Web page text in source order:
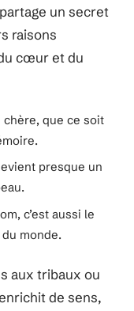
un secret
raisons
cœur et du
que ce soit
presque un
c’est aussi le
monde.
aux tribaux ou
de sens,